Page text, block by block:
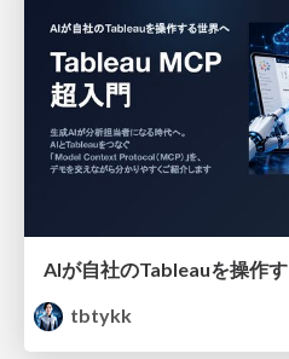
tbtykk